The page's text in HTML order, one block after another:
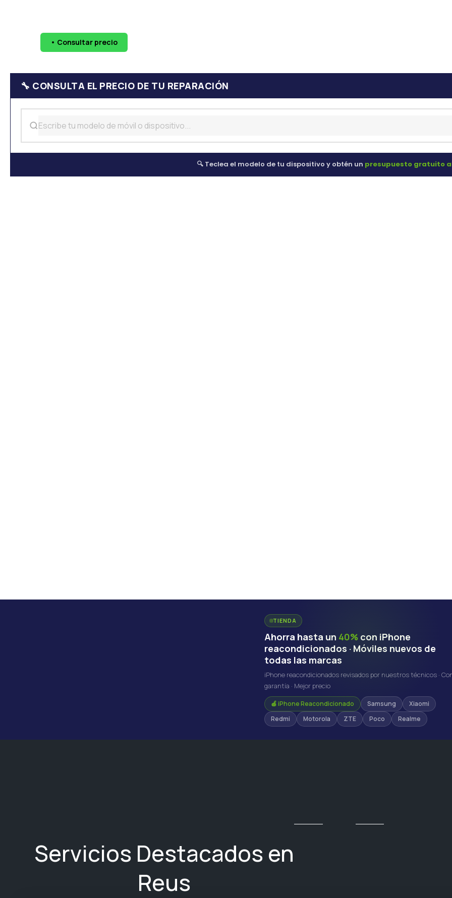
• Consultar precio
🔧 CONSULTA EL PRECIO DE TU REPARACIÓN
🔍 Teclea el modelo de tu dispositivo y obtén un presupuesto gratuito
TIENDA
Ahorra hasta un 40% con iPhone
reacondicionados · Móviles nuevos de
todas las marcas
iPhone reacondicionados revisados por nuestros técnicos ·
garantía · Mejor precio
🍎 iPhone Reacondicionado Samsung
Xiaomi
Redmi
Motorola ZTE Poco Realme
Servicios Destacados en
Reus